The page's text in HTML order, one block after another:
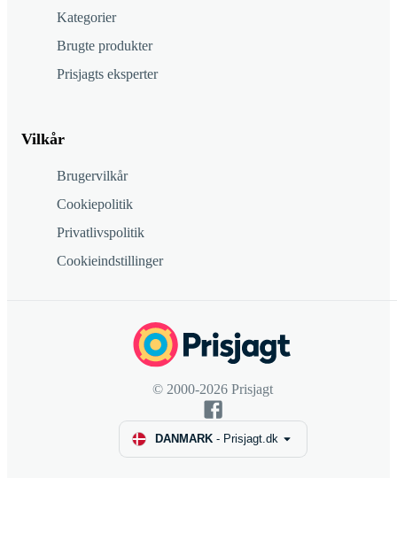
Kategorier
Brugte produkter
Prisjagts eksperter
Vilkår
Brugervilkår
Cookiepolitik
Privatlivspolitik
Cookieindstillinger
© 2000-2026 Prisjagt
DANMARK- Prisjagt.dk